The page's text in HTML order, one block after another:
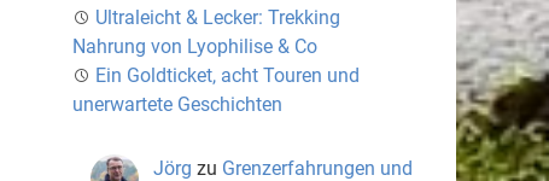
Ultraleicht & Lecker: Trekking
Nahrung von Lyophilise & Co
Ein Goldticket, acht Touren und
unerwartete Geschichten
Jörg zu Grenzerfahrungen und